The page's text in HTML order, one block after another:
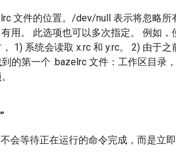
文件的位置。/dev/null 表示将忽略
用。 此选项也可以多次指定。 例如
1) 系统会读取 x.rc 和 y.rc。 2) 由于
的第一个 .bazelrc 文件：工作区目录
会等待正在运行的命令完成，而是立即